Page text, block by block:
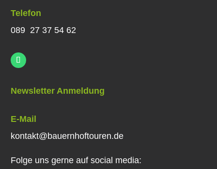
Telefon
089 27 37 54 62
Newsletter Anmeldung
E-Mail
kontakt@bauernhoftouren.de
Folge uns gerne auf social media: